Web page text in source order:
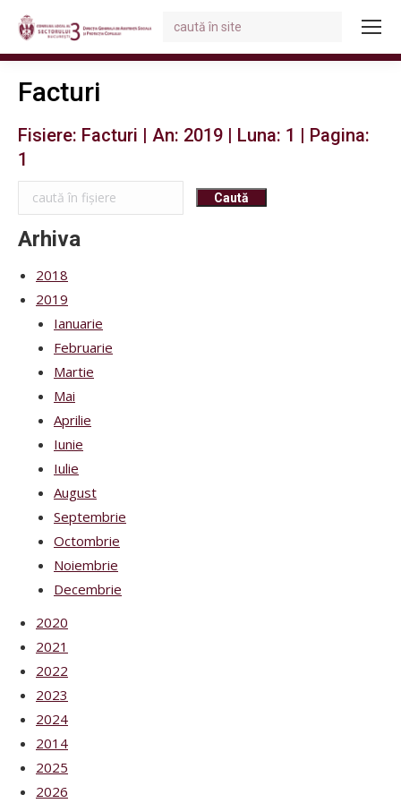
Search:
Facturi
Fisiere: Facturi | An: 2019 | Luna: 1 | Pagina:
1
Arhiva
2018
2019
Ianuarie
Februarie
Martie
Mai
Aprilie
Iunie
Iulie
August
Septembrie
Octombrie
Noiembrie
Decembrie
2020
2021
2022
2023
2024
2014
2025
2026